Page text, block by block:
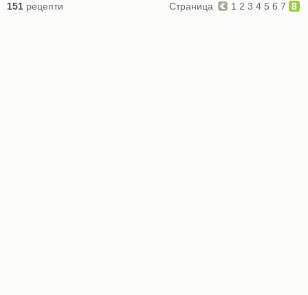
151 рецепти Страница 1 2 3 4 5 6 7 8